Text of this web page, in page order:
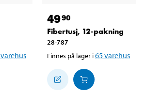
varehus
4990
Fibertusj, 12-pakning
28-787
Finnes på lager i65varehus